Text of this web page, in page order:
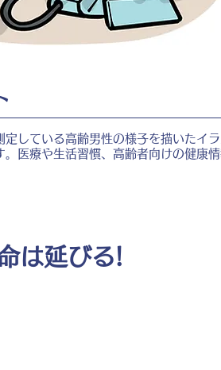
している高齢男性の様子を描いたイ
医療や生活習慣、高齢者向けの健康
は延びる!